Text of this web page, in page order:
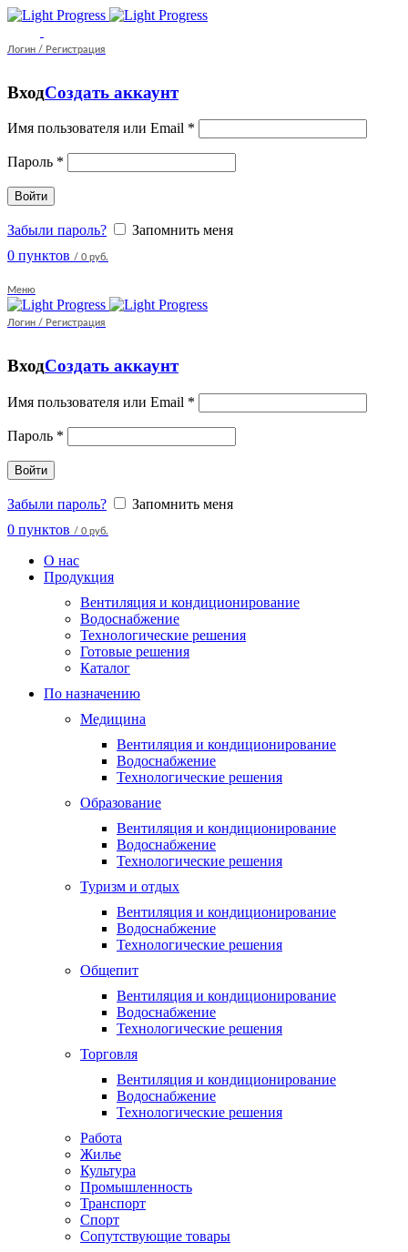
Логин / Регистрация
ВходСоздать аккаунт
Имя пользователя или Email *
Пароль *
Войти
Забыли пароль?
Запомнить меня
0 пунктов / 0 руб.
Меню
Логин / Регистрация
ВходСоздать аккаунт
Имя пользователя или Email *
Пароль *
Войти
Забыли пароль?
Запомнить меня
0 пунктов / 0 руб.
О нас
Продукция
Вентиляция и кондиционирование
Водоснабжение
Технологические решения
Готовые решения
Каталог
По назначению
Медицина
Вентиляция и кондиционирование
Водоснабжение
Технологические решения
Образование
Вентиляция и кондиционирование
Водоснабжение
Технологические решения
Туризм и отдых
Вентиляция и кондиционирование
Водоснабжение
Технологические решения
Общепит
Вентиляция и кондиционирование
Водоснабжение
Технологические решения
Торговля
Вентиляция и кондиционирование
Водоснабжение
Технологические решения
Работа
Жилье
Культура
Промышленность
Транспорт
Спорт
Сопутствующие товары